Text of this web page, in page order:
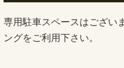
専用駐車スペースはござい
ングをご利用下さい。